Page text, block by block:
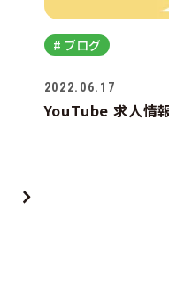
# ブログ
2022.06.17
YouTube 求人情